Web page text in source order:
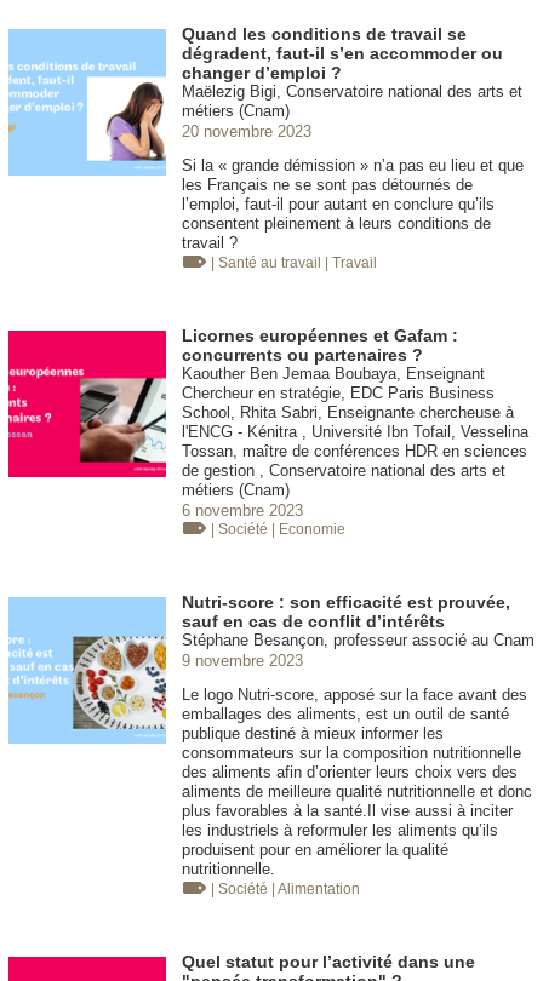
Quand les conditions de travail se
dégradent, faut-il s’en accommoder ou
changer d’emploi ?
Maëlezig Bigi, Conservatoire national des arts et
métiers (Cnam)
20 novembre 2023
Si la « grande démission » n’a pas eu lieu et que
les Français ne se sont pas détournés de
l’emploi, faut-il pour autant en conclure qu’ils
consentent pleinement à leurs conditions de
travail ?
| Santé au travail | Travail
Licornes européennes et Gafam :
concurrents ou partenaires ?
Kaouther Ben Jemaa Boubaya, Enseignant
Chercheur en stratégie, EDC Paris Business
School, Rhita Sabri, Enseignante chercheuse à
l'ENCG - Kénitra , Université Ibn Tofail, Vesselina
Tossan, maître de conférences HDR en sciences
de gestion , Conservatoire national des arts et
métiers (Cnam)
6 novembre 2023
| Société | Economie
Nutri-score : son efficacité est prouvée,
sauf en cas de conflit d’intérêts
Stéphane Besançon, professeur associé au Cnam
9 novembre 2023
Le logo Nutri-score, apposé sur la face avant des
emballages des aliments, est un outil de santé
publique destiné à mieux informer les
consommateurs sur la composition nutritionnelle
des aliments afin d’orienter leurs choix vers des
aliments de meilleure qualité nutritionnelle et donc
plus favorables à la santé.Il vise aussi à inciter
les industriels à reformuler les aliments qu’ils
produisent pour en améliorer la qualité
nutritionnelle.
| Société | Alimentation
Quel statut pour l’activité dans une